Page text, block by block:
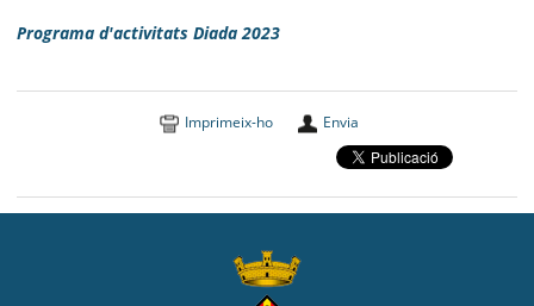
Programa d'activitats Diada 2023
Imprimeix-ho Envia